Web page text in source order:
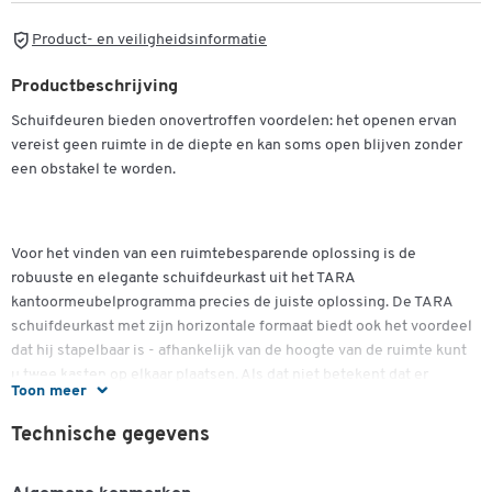
Product- en veiligheidsinformatie
Toon meer
Productbeschrijving
Schuifdeuren bieden onovertroffen voordelen: het openen ervan
vereist geen ruimte in de diepte en kan soms open blijven zonder
een obstakel te worden.
Voor het vinden van een ruimtebesparende oplossing is de
robuuste en elegante schuifdeurkast uit het TARA
kantoormeubelprogramma precies de juiste oplossing. De TARA
schuifdeurkast met zijn horizontale formaat biedt ook het voordeel
dat hij stapelbaar is - afhankelijk van de hoogte van de ruimte kunt
u twee kasten op elkaar plaatsen. Als dat niet betekent dat er
opslagruimte, opslagruimte, opslagruimte, opslagruimte! Uitgerust
met zilveren handgrepen en afsluitbaar, biedt de kast esthetische
en praktische ruimte voor uw belangrijke zaken.
Technische gegevens